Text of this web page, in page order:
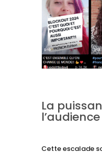
La
l’audience
Cette escalade